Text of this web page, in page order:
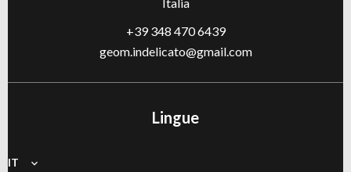
+39 348 470 6439
geom.indelicato@gmail.com
Lingue
IT